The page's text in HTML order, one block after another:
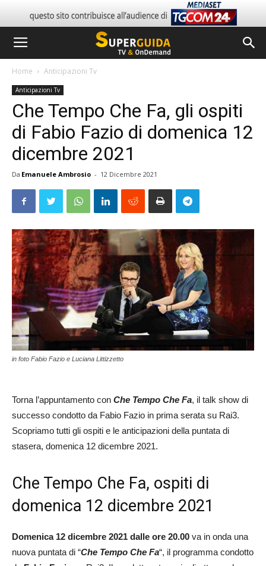
Home Anticipazioni Tv
Anticipazioni Tv
Che Tempo Che Fa, gli ospiti
di Fabio Fazio di domenica 12
dicembre 2021
Da Emanuele Ambrosio - 12 Dicembre 2021
in foto Fabio Fazio e Luciana Littizzetto
Torna l’appuntamento con Che Tempo Che Fa, il talk show di
successo condotto da Fabio Fazio in prima serata su Rai3.
Scopriamo tutti gli ospiti e le anticipazioni della puntata di
stasera, domenica 12 dicembre 2021.
Che Tempo Che Fa, ospiti di
domenica 12 dicembre 2021
Domenica 12 dicembre 2021 dalle ore 20.00 va in onda una
nuova puntata di “Che Tempo Che Fa“, il programma condotto